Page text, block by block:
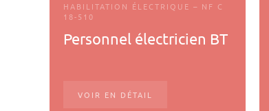
HABILITATION ÉLECTRIQUE – NF C
18-510
Personnel électricien BT
VOIR EN DÉTAIL